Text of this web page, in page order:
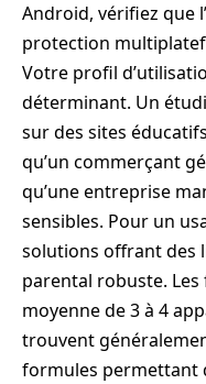
Android, vérifiez que
protection
Votre profil
déterminant. Un
sur des sites
qu’un commerçant
qu’une entreprise
sensibles. Pour un
solutions offrant des
parental robuste.
moyenne de 3 à 4
trouvent
formules permettant